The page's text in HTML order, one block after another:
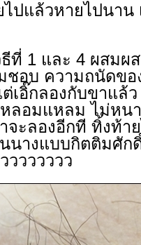
ไปแล้วหายไปนาน
ที่ 1 และ 4 ผสมผ
ชอบ ความถนัดข
เอิ๊กลองกับขาแล้
ลอมแหลม ไม่หน
จะลองอีกที ทิ้งท้า
นางแบบกิตติมศัก
ววววววว